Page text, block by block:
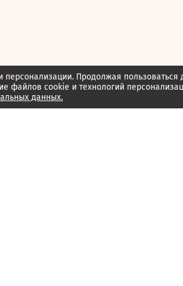
Продолжая пользоваться
файлов cookie и технологий
данных.